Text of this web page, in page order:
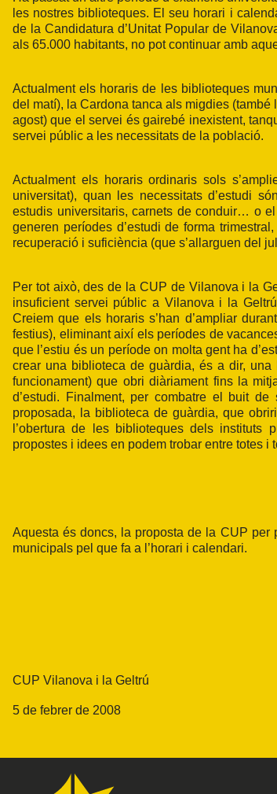
les nostres biblioteques. El seu horari i
de la Candidatura d’Unitat Popular de
als 65.000 habitants, no pot continuar amb
Actualment els horaris de les biblioteques
del matí), la Cardona tanca als migdies
agost) que el servei és gairebé inexistent,
servei públic a les necessitats de la població.
Actualment els horaris ordinaris sols
universitat), quan les necessitats d’estudi
estudis universitaris, carnets de conduir… o
generen períodes d’estudi de forma
recuperació i suficiència (que s’allarguen del
Per tot això, des de la CUP de Vilanova i la
insuficient servei públic a Vilanova i la
Creiem que els horaris s’han d’ampliar
festius), eliminant així els períodes de
que l’estiu és un període on molta gent ha
crear una biblioteca de guàrdia, és a dir,
funcionament) que obri diàriament fins la
d’estudi. Finalment, per combatre el buit
proposada, la biblioteca de guàrdia, que
l’obertura de les biblioteques dels instituts
propostes i idees en podem trobar entre totes i
Aquesta és doncs, la proposta de la CUP per
municipals pel que fa a l’horari i calendari.
CUP Vilanova i la Geltrú
5 de febrer de 2008